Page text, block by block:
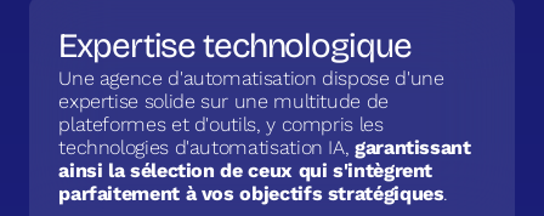
Expertise technologique
Une agence d'automatisation dispose d'une
expertise solide sur une multitude de
plateformes et d'outils, y compris les
technologies d'automatisation IA, garantissant
ainsi la sélection de ceux qui s'intègrent
parfaitement à vos objectifs stratégiques.